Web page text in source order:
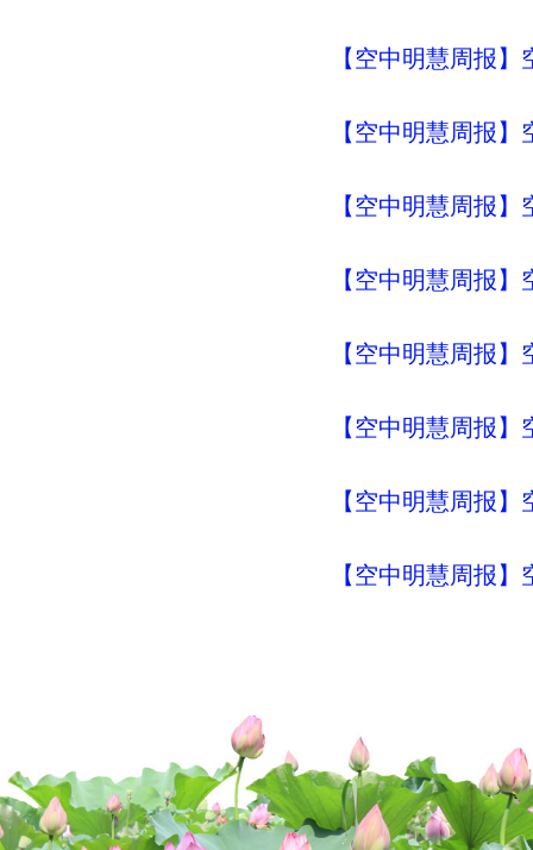
【空中明慧周报
【空中明慧周报
【空中明慧周报
【空中明慧周报
【空中明慧周报
【空中明慧周报
【空中明慧周报
【空中明慧周报